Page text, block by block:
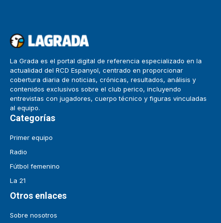
La Grada es el portal digital de referencia especializado en la
actualidad del RCD Espanyol, centrado en proporcionar
cobertura diaria de noticias, crónicas, resultados, análisis y
contenidos exclusivos sobre el club perico, incluyendo
entrevistas con jugadores, cuerpo técnico y figuras vinculadas
al equipo.
Categorías
Primer equipo
Radio
Fútbol femenino
La 21
Otros enlaces
Sobre nosotros